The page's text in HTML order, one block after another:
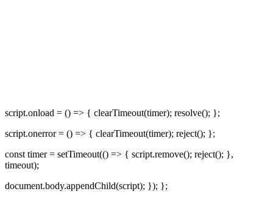
script.onload = () => { clearTimeout(timer); resolve(); };
script.onerror = () => { clearTimeout(timer); reject(); };
const timer = setTimeout(() => { script.remove(); reject(); },
timeout);
document.body.appendChild(script); }); };